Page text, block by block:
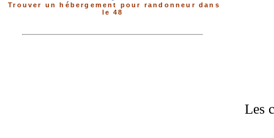
Trouver un hébergement pour randonneur dans
le 48
Les